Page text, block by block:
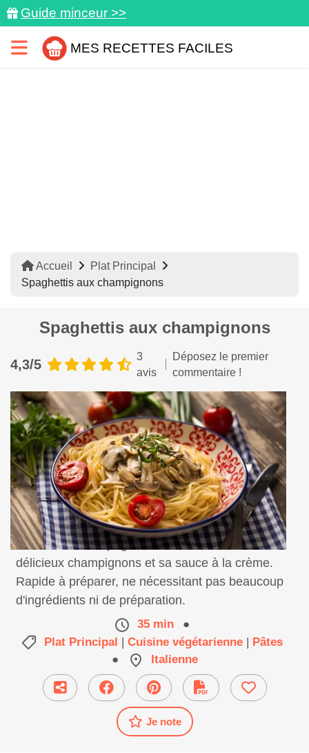
Guide minceur >>
MES RECETTES FACILES
Accueil
Plat Principal
Spaghettis aux champignons
Spaghettis aux champignons
4,3/5
3
avis
Déposez le premier
commentaire !
Une recette de spaghettis revisitée avec de
délicieux champignons et sa sauce à la crème.
Rapide à préparer, ne nécessitant pas beaucoup
d'ingrédients ni de préparation.
35 min
●
Plat Principal | Cuisine végétarienne | Pâtes
●
Italienne
Je note